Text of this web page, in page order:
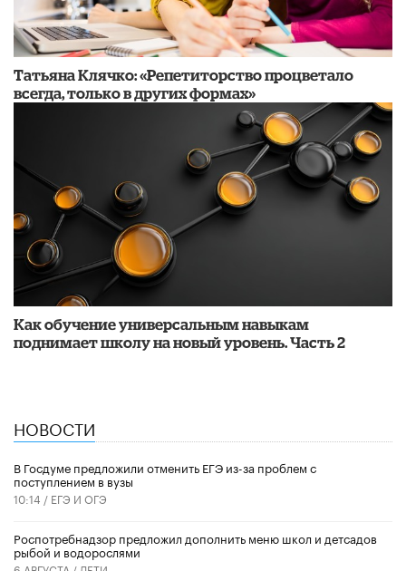
​Татьяна Клячко: «Репетиторство процветало
всегда, только в других формах»
​Как обучение универсальным навыкам
поднимает школу на новый уровень. Часть 2
НОВОСТИ
В Госдуме предложили отменить ЕГЭ из-за проблем с
поступлением в вузы
10:14 / ЕГЭ И ОГЭ
Роспотребнадзор предложил дополнить меню школ и детсадов
рыбой и водорослями